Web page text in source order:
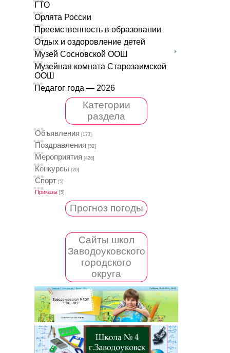
ГТО
Орлята России
Преемственность в образовании
Отдых и оздоровление детей
Музей Сосновской ООШ
Музейная комната Старозаимской
ООШ
Педагог года — 2026
Категории
раздела
Объявления [173]
Поздравления [52]
Мероприятия [426]
Конкурсы [20]
Спорт [5]
Приказы [5]
Прогноз погоды
Сайты школ
Заводоуковского
городского
округа